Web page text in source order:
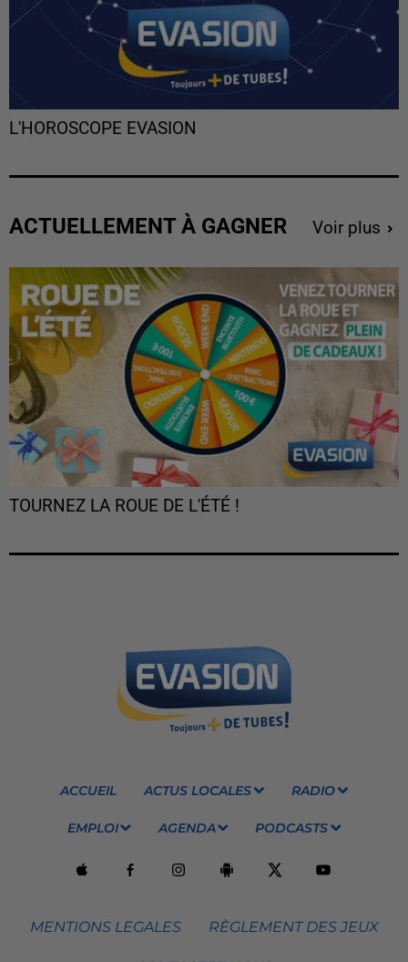
L'HOROSCOPE EVASION
ACTUELLEMENT À GAGNER Voir plus
TOURNEZ LA ROUE DE L'ÉTÉ !
ACCUEIL ACTUS LOCALES RADIO
EMPLOI AGENDA PODCASTS
MENTIONS LEGALES RÈGLEMENT DES JEUX